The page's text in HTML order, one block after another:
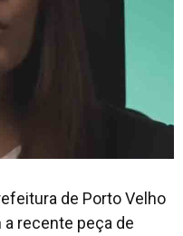
de Porto Velho
recente peça de